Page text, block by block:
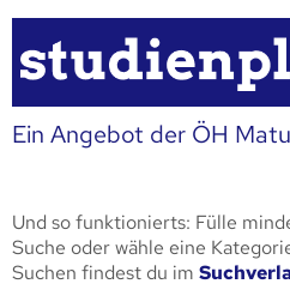
Ein Angebot der ÖH
Und so funktionierts: Fülle
Suche oder wähle eine
Suchen findest du im